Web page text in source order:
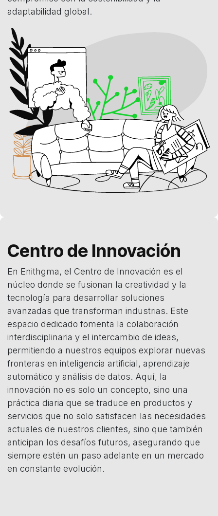
adaptabilidad global.
Centro de Innovación
En Enithgma, el Centro de Innovación es el
núcleo donde se fusionan la creatividad y la
tecnología para desarrollar soluciones
avanzadas que transforman industrias. Este
espacio dedicado fomenta la colaboración
interdisciplinaria y el intercambio de ideas,
permitiendo a nuestros equipos explorar nuevas
fronteras en inteligencia artificial, aprendizaje
automático y análisis de datos. Aquí, la
innovación no es solo un concepto, sino una
práctica diaria que se traduce en productos y
servicios que no solo satisfacen las necesidades
actuales de nuestros clientes, sino que también
anticipan los desafíos futuros, asegurando que
siempre estén un paso adelante en un mercado
en constante evolución.